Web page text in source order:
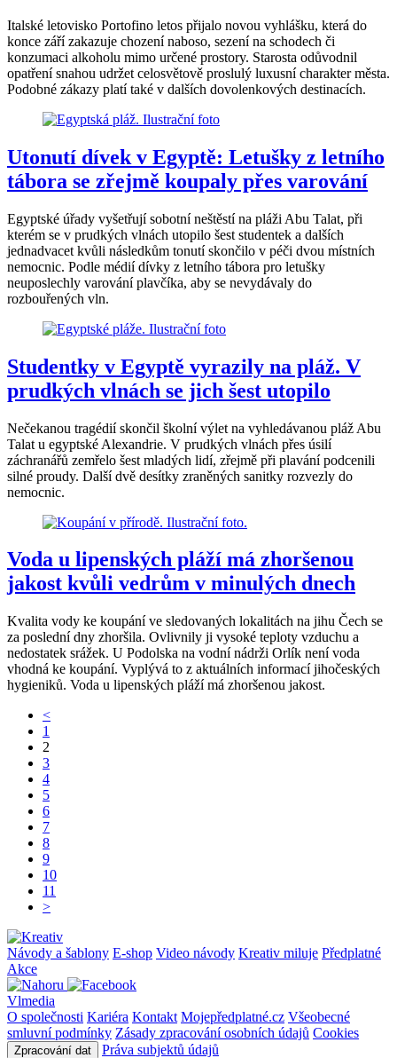
Italské letovisko Portofino letos přijalo novou vyhlášku, která do
konce září zakazuje chození naboso, sezení na schodech či
konzumaci alkoholu mimo určené prostory. Starosta odůvodnil
opatření snahou udržet celosvětově proslulý luxusní charakter města.
Podobné zákazy platí také v dalších dovolenkových destinacích.
Utonutí dívek v Egyptě: Letušky z letního
tábora se zřejmě koupaly přes varování
Egyptské úřady vyšetřují sobotní neštěstí na pláži Abu Talat, při
kterém se v prudkých vlnách utopilo šest studentek a dalších
jednadvacet kvůli následkům tonutí skončilo v péči dvou místních
nemocnic. Podle médií dívky z letního tábora pro letušky
neuposlechly varování plavčíka, aby se nevydávaly do
rozbouřených vln.
Studentky v Egyptě vyrazily na pláž. V
prudkých vlnách se jich šest utopilo
Nečekanou tragédií skončil školní výlet na vyhledávanou pláž Abu
Talat u egyptské Alexandrie. V prudkých vlnách přes úsilí
záchranářů zemřelo šest mladých lidí, zřejmě při plavání podcenili
silné proudy. Další dvě desítky zraněných sanitky rozvezly do
nemocnic.
Voda u lipenských pláží má zhoršenou
jakost kvůli vedrům v minulých dnech
Kvalita vody ke koupání ve sledovaných lokalitách na jihu Čech se
za poslední dny zhoršila. Ovlivnily ji vysoké teploty vzduchu a
nedostatek srážek. U Podolska na vodní nádrži Orlík není voda
vhodná ke koupání. Vyplývá to z aktuálních informací jihočeských
hygieniků. Voda u lipenských pláží má zhoršenou jakost.
<
1
2
3
4
5
6
7
8
9
10
11
>
Návody a šablony E-shop Video návody Kreativ miluje Předplatné
Akce
Vlmedia
O společnosti Kariéra Kontakt Mojepředplatné.cz Všeobecné
smluvní podmínky Zásady zpracování osobních údajů Cookies
Zpracování dat Práva subjektů údajů